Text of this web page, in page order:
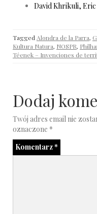
David Khrikuli,
Tagged Alondra de la Parra,
Kultura Natura, NOSPR,
Téenek – Invenciones de
Dodaj
Twój adres email nie
oznaczone *
Komentarz*